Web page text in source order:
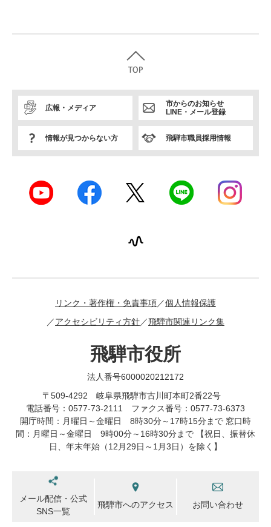
広報・メディア
市からのお知らせ
LINE・メール登録
情報が見つからない方 飛騨市職員採用情報
リンク・著作権・免責事項
個人情報保護
アクセシビリティ方針
飛騨市関連リンク集
飛騨市役所
法人番号6000020212172
〒509-4292 岐阜県飛騨市古川町本町2番22号
電話番号：0577-73-2111 ファクス番号：0577-73-6373
開庁時間：月曜日～金曜日 8時30分～17時15分まで 窓口時
間：月曜日～金曜日 9時00分～16時30分まで 【祝日、振替休
日、年末年始（12月29日～1月3日）を除く】
メール配信・公式
SNS一覧
飛騨市へのアクセス お問い合わせ